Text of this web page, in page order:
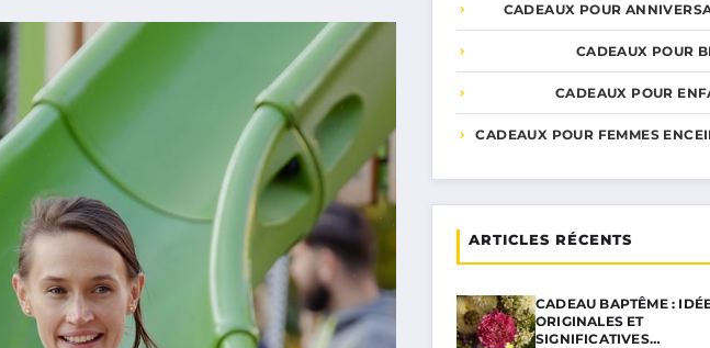
CADEAUX POUR
CADEAUX POUR
CADEAUX POUR
CADEAUX POUR FEMMES
ARTICLES RÉCENTS
CADEAU BAPTÊME :
ORIGINALES ET
SIGNIFICATIVES…